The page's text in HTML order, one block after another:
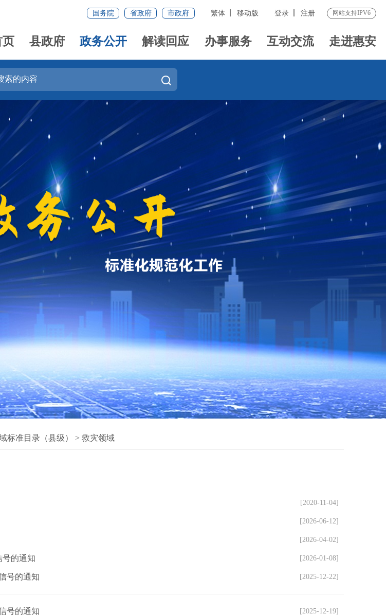
国务院 省政府 市政府 繁体 移动版 登录 注册 网站支持IPV6
页 县政府 政务公开 解读回应 办事服务 互动交流 走进惠安
标准目录（县级） > 救灾领域
[2020-11-04]
[2026-06-12]
[2026-04-02]
[2026-01-08]
号的通知
[2025-12-22]
号的通知
[2025-12-19]
号的通知